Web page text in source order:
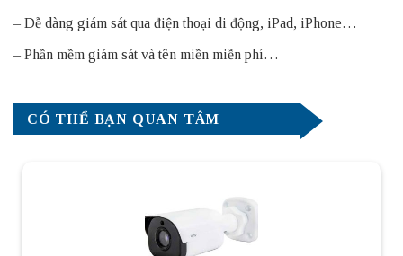
– Dễ dàng giám sát qua điện thoại di động, iPad, iPhone…
– Phần mềm giám sát và tên miền miễn phí…
CÓ THỂ BẠN QUAN TÂM